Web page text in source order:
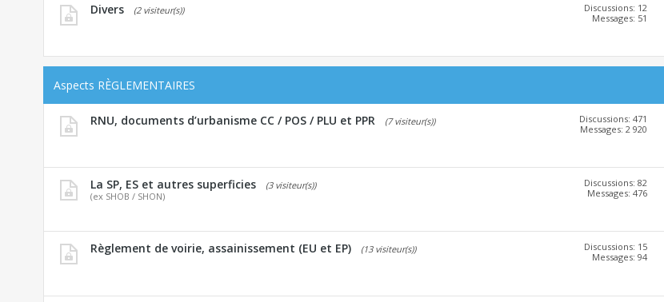
Divers (2 visiteur(s))
Discussions: 12
Messages: 51
Aspects RÈGLEMENTAIRES
RNU, documents d’urbanisme CC / POS / PLU et PPR (7 visiteur(s))
Discussions: 471
Messages: 2 920
La SP, ES et autres superficies
(3 visiteur(s))
(ex SHOB / SHON)
Discussions: 82
Messages: 476
Règlement de voirie, assainissement (EU et EP) (13 visiteur(s))
Discussions: 15
Messages: 94